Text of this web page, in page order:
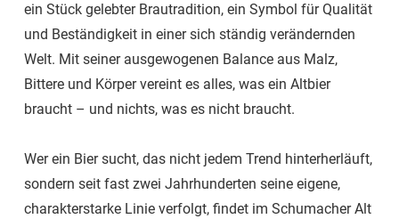
ein Stück gelebter Brautradition, ein Symbol für Qualität
und Beständigkeit in einer sich ständig verändernden
Welt. Mit seiner ausgewogenen Balance aus Malz,
Bittere und Körper vereint es alles, was ein Altbier
braucht – und nichts, was es nicht braucht.
Wer ein Bier sucht, das nicht jedem Trend hinterherläuft,
sondern seit fast zwei Jahrhunderten seine eigene,
charakterstarke Linie verfolgt, findet im Schumacher Alt